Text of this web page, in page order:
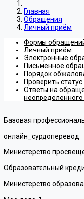
Главная
Обращения
Личный приём
Формы
Личный приём
Электронные
Письменное
Порядок
Проверить
Ответы на
неопределенного
Базовая
онлайн_сурдоперевод
Министерство
Образовательный
Министерство